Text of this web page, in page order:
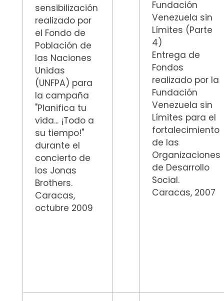
sensibilización
realizado por
el Fondo de
Población de
las Naciones
Unidas
(UNFPA) para
la campaña
"Planifica tu
vida... ¡Todo a
su tiempo!"
durante el
concierto de
los Jonas
Brothers.
Caracas,
octubre 2009
Fundación
Venezuela sin
Límites (Parte
4)
Entrega de
Fondos
realizado por la
Fundación
Venezuela sin
Límites para el
fortalecimiento
de las
Organizaciones
de Desarrollo
Social.
Caracas, 2007